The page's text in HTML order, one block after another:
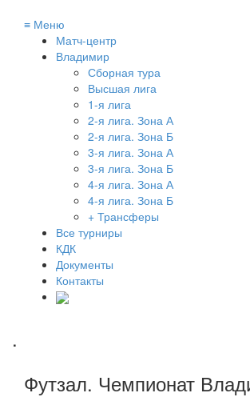
≡ Меню
Матч-центр
Владимир
Сборная тура
Высшая лига
1-я лига
2-я лига. Зона А
2-я лига. Зона Б
3-я лига. Зона А
3-я лига. Зона Б
4-я лига. Зона А
4-я лига. Зона Б
+ Трансферы
Все турниры
КДК
Документы
Контакты
.
Футзал. Чемпионат